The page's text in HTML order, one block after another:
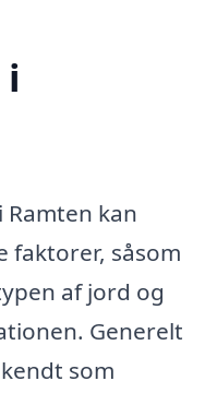
kan
såsom
af jord og
Generelt
som